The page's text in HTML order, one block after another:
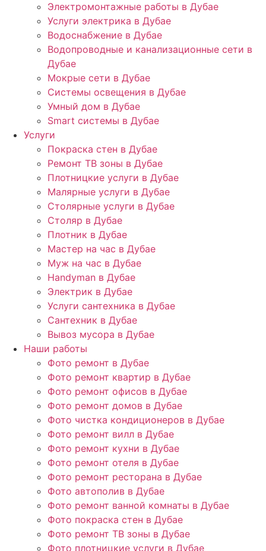
Электромонтажные работы в Дубае
Услуги электрика в Дубае
Водоснабжение в Дубае
Водопроводные и канализационные сети в
Дубае
Мокрые сети в Дубае
Системы освещения в Дубае
Умный дом в Дубае
Smart системы в Дубае
Услуги
Покраска стен в Дубае
Ремонт ТВ зоны в Дубае
Плотницкие услуги в Дубае
Малярные услуги в Дубае
Столярные услуги в Дубае
Столяр в Дубае
Плотник в Дубае
Мастер на час в Дубае
Муж на час в Дубае
Handyman в Дубае
Электрик в Дубае
Услуги сантехника в Дубае
Сантехник в Дубае
Вывоз мусора в Дубае
Наши работы
Фото ремонт в Дубае
Фото ремонт квартир в Дубае
Фото ремонт офисов в Дубае
Фото ремонт домов в Дубае
Фото чистка кондиционеров в Дубае
Фото ремонт вилл в Дубае
Фото ремонт кухни в Дубае
Фото ремонт отеля в Дубае
Фото ремонт ресторана в Дубае
Фото автополив в Дубае
Фото ремонт ванной комнаты в Дубае
Фото покраска стен в Дубае
Фото ремонт ТВ зоны в Дубае
Фото плотницкие услуги в Дубае